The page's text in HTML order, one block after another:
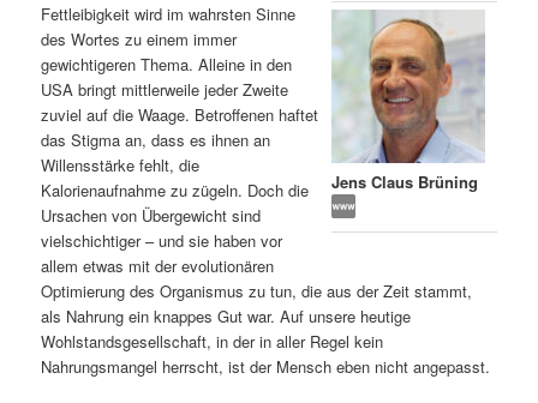
a
l
t
s
p
r
n
h
a
l
t
s
Jens Claus Brüning
Fettleibigkeit wird im wahrsten Sinne
des Wortes zu einem immer
gewichtigeren Thema. Alleine in den
USA bringt mittlerweile jeder Zweite
zuviel auf die Waage. Betroffenen haftet
das Stigma an, dass es ihnen an
Willensstärke fehlt, die
Kalorienaufnahme zu zügeln. Doch die
Ursachen von Übergewicht sind
vielschichtiger – und sie haben vor
allem etwas mit der evolutionären
Optimierung des Organismus zu tun, die aus der Zeit stammt,
als Nahrung ein knappes Gut war. Auf unsere heutige
Wohlstandsgesellschaft, in der in aller Regel kein
Nahrungsmangel herrscht, ist der Mensch eben nicht angepasst.